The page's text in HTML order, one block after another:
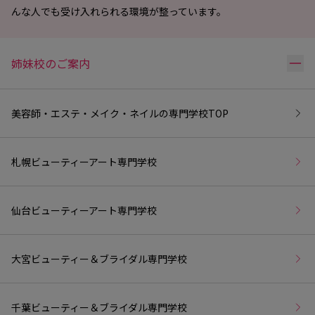
んな人でも受け入れられる環境が整っています。
姉妹校のご案内 リ
美容師・エステ・メイク・ネイルの専門学校TOP
札幌ビューティーアート専門学校
仙台ビューティーアート専門学校
大宮ビューティー＆ブライダル専門学校
千葉ビューティー＆ブライダル専門学校